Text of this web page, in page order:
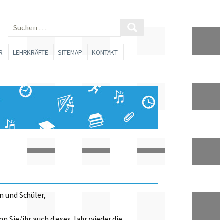
WAHLPFLICHTFÄCHERGRUPPE I
LINKS FÜR
UND SCHÜLER
LEHRKRÄFTE
FACHSCHAFTEN
FORTBILDUNGSMATERIALIEN
SITEMAP KONTAKT
und Schüler,